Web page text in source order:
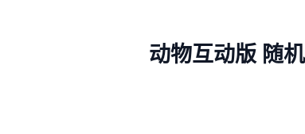
动物互动版 随